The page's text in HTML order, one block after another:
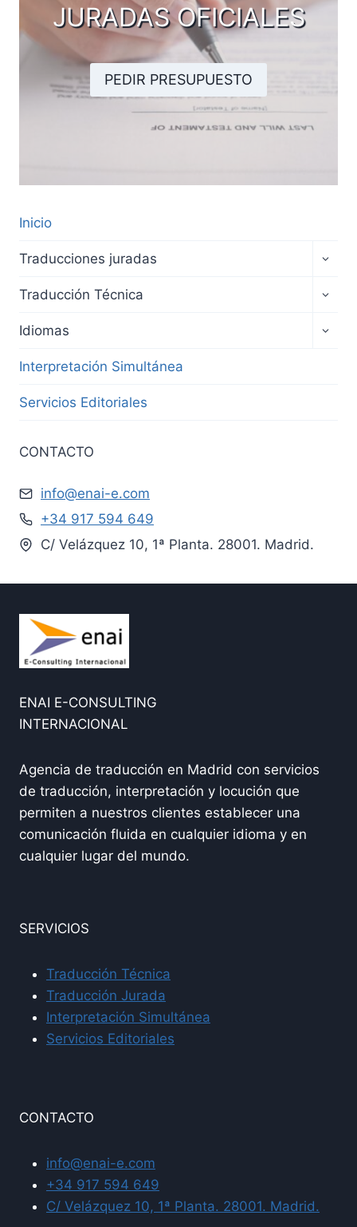
JURADAS OFICIALES
PEDIR PRESUPUESTO
Inicio
Traducciones juradas
Traducción Técnica
Idiomas
Interpretación Simultánea
Servicios Editoriales
CONTACTO
info@enai-e.com
+34 917 594 649
C/ Velázquez 10, 1ª Planta. 28001. Madrid.
ENAI E-CONSULTING
INTERNACIONAL
Agencia de traducción en Madrid con servicios
de traducción, interpretación y locución que
permiten a nuestros clientes establecer una
comunicación fluida en cualquier idioma y en
cualquier lugar del mundo.
SERVICIOS
Traducción Técnica
Traducción Jurada
Interpretación Simultánea
Servicios Editoriales
CONTACTO
info@enai-e.com
+34 917 594 649
C/ Velázquez 10, 1ª Planta. 28001. Madrid.